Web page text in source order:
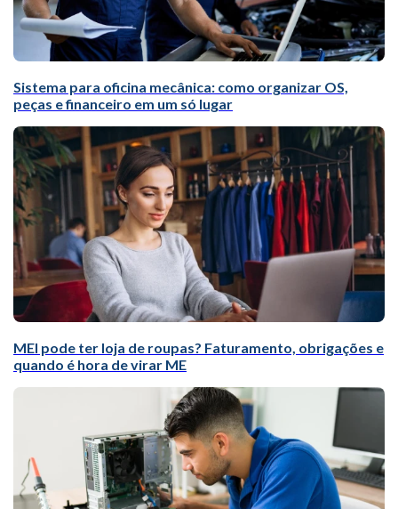
Sistema para oficina mecânica: como organizar OS,
peças e financeiro em um só lugar
MEI pode ter loja de roupas? Faturamento, obrigações e
quando é hora de virar ME